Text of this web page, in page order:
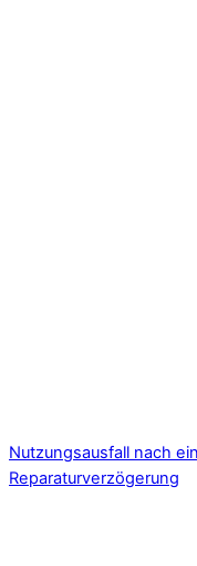
Nutzungsausfall nach
Reparaturverzögerung